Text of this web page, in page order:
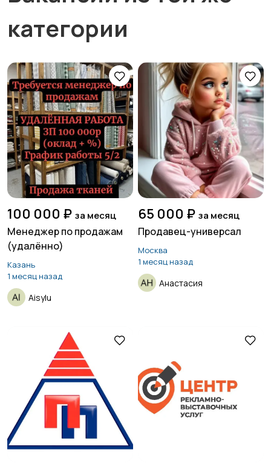
категории
100 000 ₽ за месяц
Менеджер по продажам
(удалённо)
Казань
1 месяц назад
Aisylu
65 000 ₽ за месяц
Продавец-универсал
Москва
1 месяц назад
Анастасия